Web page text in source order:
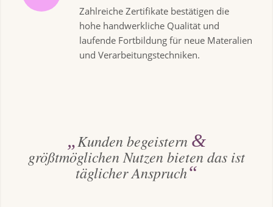
Zahlreiche Zertifikate bestätigen die
hohe handwerkliche Qualität und
laufende Fortbildung für neue Materalien
und Verarbeitungstechniken.
„Kunden begeistern &
größtmöglichen Nutzen bieten das ist
täglicher Anspruch“